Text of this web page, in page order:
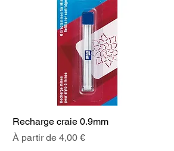
Recharge craie 0.9mm
À partir de 4,00 €
Prix promotionnel